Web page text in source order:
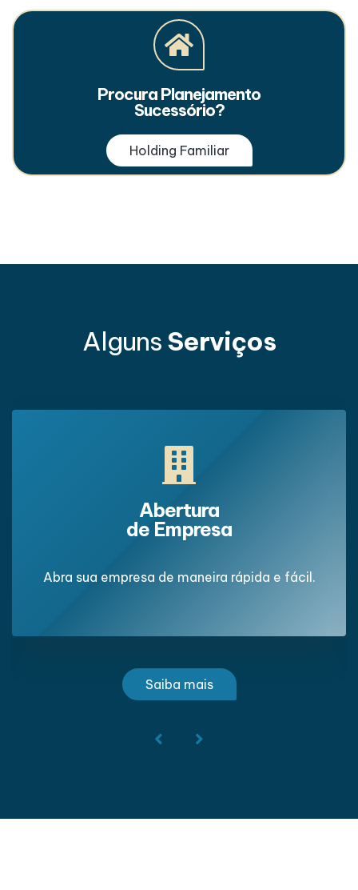
Procura Planejamento
Sucessório?
Holding Familiar
Alguns Serviços
Abertura
de Empresa
Abra sua empresa de maneira rápida e fácil.
Saiba mais